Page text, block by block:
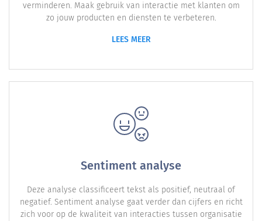
verminderen. Maak gebruik van interactie met klanten om
zo jouw producten en diensten te verbeteren.
LEES MEER
Sentiment analyse
Deze analyse classificeert tekst als positief, neutraal of
negatief. Sentiment analyse gaat verder dan cijfers en richt
zich voor op de kwaliteit van interacties tussen organisatie